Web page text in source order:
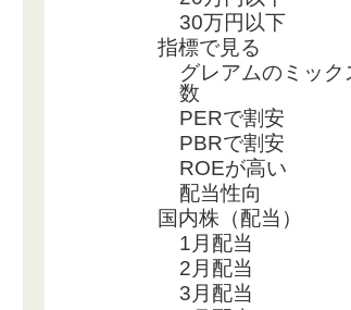
30万円以下
指標で見る
グレアムのミック
数
PERで割安
PBRで割安
ROEが高い
配当性向
国内株（配当）
1月配当
2月配当
3月配当